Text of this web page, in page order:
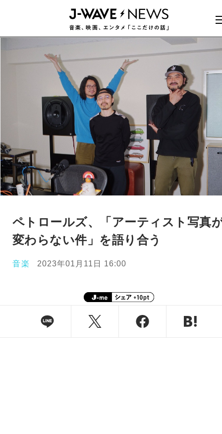
ペトロールズ、「アーティスト写真
変わらない件」を語り合う
音楽 2023年01月11日 16:00